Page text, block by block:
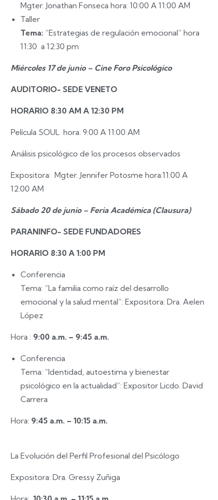
Mgter. Jonathan Fonseca hora: 10:00 A 11:00 AM
Taller
Tema: “Estrategias de regulación emocional” hora
11:30 a 12:30 pm
Miércoles 17 de junio – Cine Foro Psicológico
AUDITORIO- SEDE VENETO
HORARIO 8:30 AM A 12:30 PM
Película SOUL hora: 9:00 A 11:00 AM
Análisis psicológico de los procesos observados
Expositora: Mgter. Jennifer Potosme hora:11:00 A
12:00 AM
Sábado 20 de junio – Feria Académica (Clausura)
PARANINFO- SEDE FUNDADORES
HORARIO 8:30 A 1:00 PM
Conferencia
Tema: “La familia como raíz del desarrollo
emocional y la salud mental”: Expositora: Dra. Aelen
López
Hora : 9:00 a.m. – 9:45 a.m.
Conferencia
Tema: “Identidad, autoestima y bienestar
psicológico en la actualidad”: Expositor Licdo. David
Carrera
Hora: 9:45 a.m. – 10:15 a.m.
La Evolución del Perfil Profesional del Psicólogo
Expositora: Dra. Gressy Zuñiga